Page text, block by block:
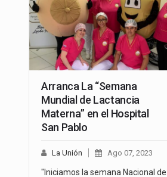
Arranca La “Semana
Mundial de Lactancia
Materna” en el Hospital
San Pablo
La Unión Ago 07, 2023
"Iniciamos la semana Nacional de